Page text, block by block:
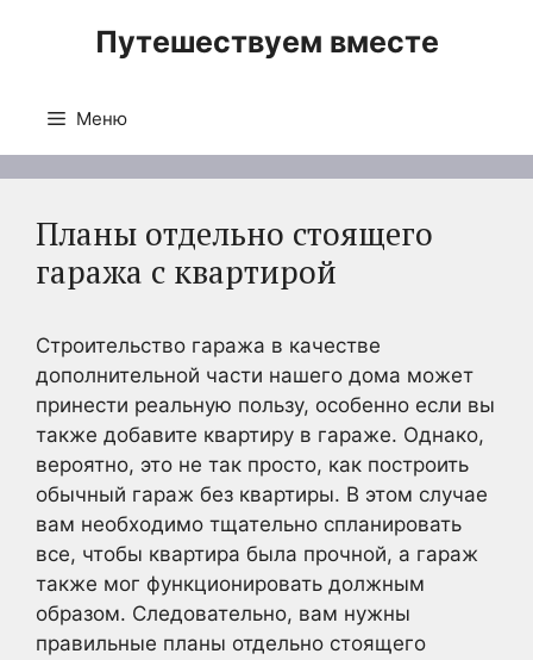
Путешествуем вместе
Меню
Планы отдельно стоящего
гаража с квартирой
Строительство гаража в качестве
дополнительной части нашего дома может
принести реальную пользу, особенно если вы
также добавите квартиру в гараже. Однако,
вероятно, это не так просто, как построить
обычный гараж без квартиры. В этом случае
вам необходимо тщательно спланировать
все, чтобы квартира была прочной, а гараж
также мог функционировать должным
образом. Следовательно, вам нужны
правильные планы отдельно стоящего